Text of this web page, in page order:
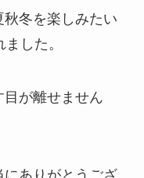
冬を楽しみたい
した。
が離せません